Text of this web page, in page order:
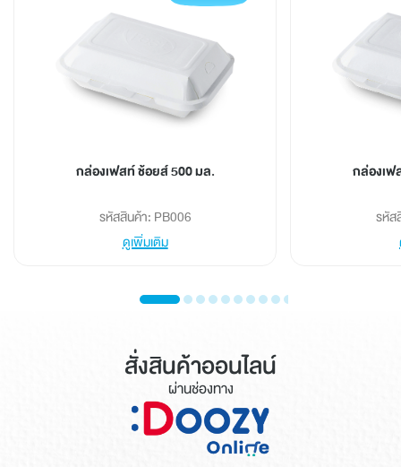
กล่องเฟสท์ ช้อยส์ 500 มล.
รหัสสินค้า: PB006
ดูเพิ่มเติม
กล่องเ
รหัส
สั่งสินค้าออนไลน์
ผ่านช่องทาง